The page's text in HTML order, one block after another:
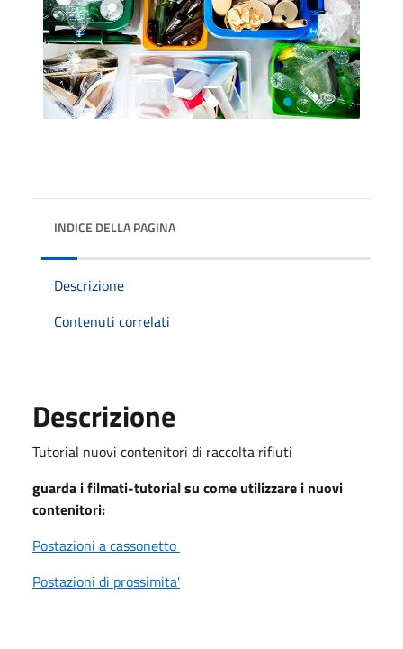
INDICE DELLA PAGINA
Descrizione
Contenuti correlati
Descrizione
Tutorial nuovi contenitori di raccolta rifiuti
guarda i filmati-tutorial su come utilizzare i nuovi
contenitori:
Postazioni a cassonetto
Postazioni di prossimita'